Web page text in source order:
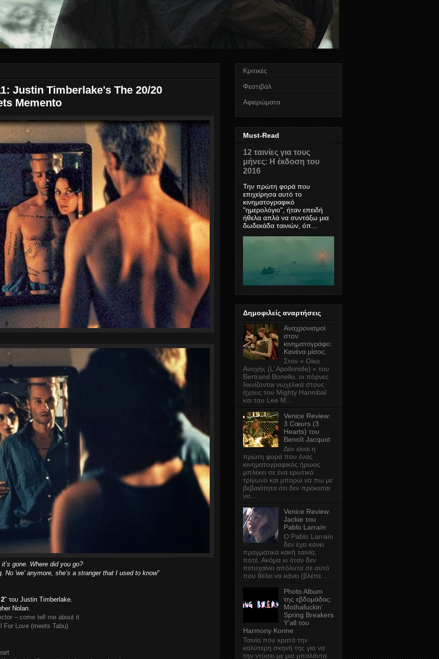
Justin Timberlake's The 20/20
Memento
gone. Where did you go?
No 'we' anymore, she’s a stranger that I used to know"
" του Justin Timberlake.
Nolan.
– come tell me about it
For Love (meets Tabu)
Κριτικές
Φεστιβάλ
Αφιερώματα
Must-Read
12 ταινίες για τους
μήνες: Η έκδοση του
2016
Την πρώτη φορά που
επιχείρησα αυτό το
κινηματογραφικό
"ημερολόγιο", ήταν επειδή
ήθελα απλά να συντάξω μια
δωδεκάδα ταινιών, όπ...
Δημοφιλείς αναρτήσεις
Αναχρονισμοί
στον
κινηματογράφο:
Κανένα μίσος.
Στον « Οίκο
Ανοχής (L’ Apollonide) » του
Bertrand Bonello, οι πόρνες
λικνίζονται νωχελικά στους
ήχους του Mighty Hannibal
και του Lee M...
Venice Review:
3 Cœurs (3
Hearts) του
Benoît Jacquot
Δεν είναι η
πρώτη φορά που ένας
κινηματογραφικός ήρωας
μπλέκει σε ένα ερωτικό
τρίγωνο και μπορώ να πω με
βεβαιότητα ότι δεν πρόκειται
να...
Venice Review:
Jackie του
Pablo Larraín
Ο Pablo Larraín
δεν έχει κάνει
πραγματικά κακή ταινία,
ποτέ. Ακόμα κι όταν δεν
πετυχαίνει απόλυτα σε αυτό
που θέλει να κάνει (βλέπε ...
Photo Album
της εβδομάδας:
Mothafuckin'
Spring Breakers
Y'all του
Harmony Korine
Ταινία που κρατά την
καλύτερη σκηνή της για να
την ντύσει με μια μπαλάντα